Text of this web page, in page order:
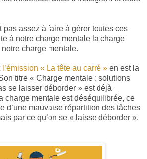
pas assez à faire à gérer toutes ces
à notre charge mentale la charge
charge mentale.
l’émission « La tête au carré » en est la
titre « Charge mentale : solutions
se laisser déborder » est déjà
charge mentale est déséquilibrée, ce
d’une mauvaise répartition des tâches
par ce qu’on se « laisse déborder ».